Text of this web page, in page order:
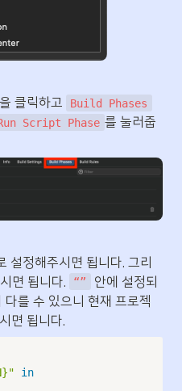
클릭하고 Build Phases
Script Phase 를 눌러줍
설정해주시면 됩니다. 그리
면 됩니다.
“”
안에 설정되
를 수 있으니 현재 프로젝
면 됩니다.
in